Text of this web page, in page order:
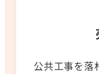
公共工事を落